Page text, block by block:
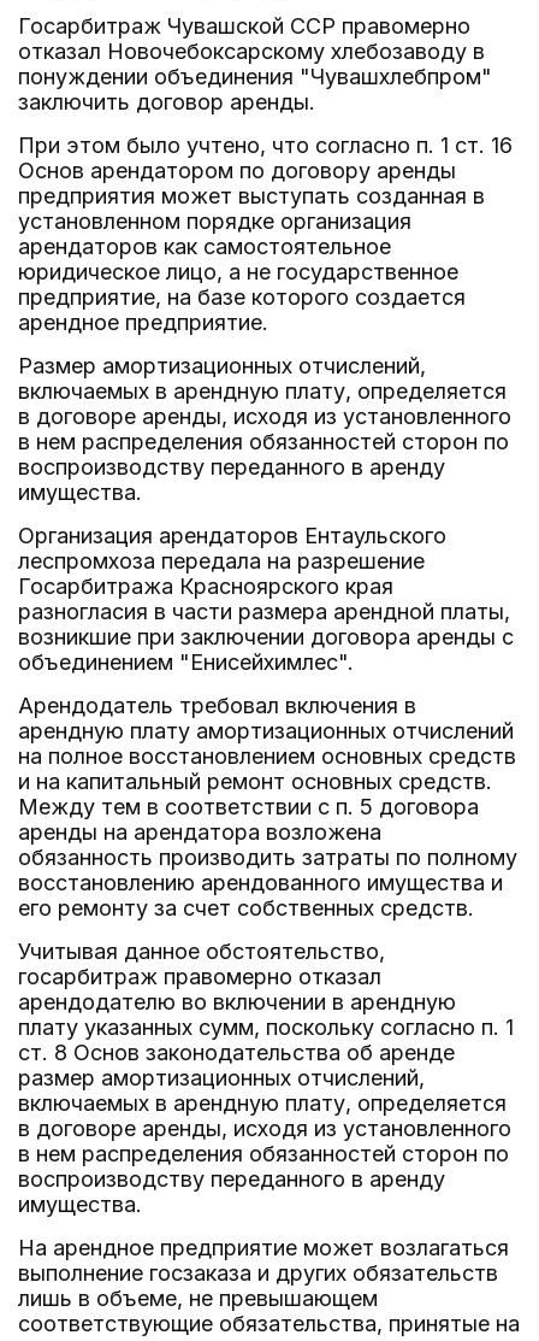
Госарбитраж Чувашской ССР правомерно
отказал Новочебоксарскому хлебозаводу в
понуждении объединения "Чувашхлебпром"
заключить договор аренды.
При этом было учтено, что согласно п. 1 ст. 16
Основ арендатором по договору аренды
предприятия может выступать созданная в
установленном порядке организация
арендаторов как самостоятельное
юридическое лицо, а не государственное
предприятие, на базе которого создается
арендное предприятие.
Размер амортизационных отчислений,
включаемых в арендную плату, определяется
в договоре аренды, исходя из установленного
в нем распределения обязанностей сторон по
воспроизводству переданного в аренду
имущества.
Организация арендаторов Ентаульского
леспромхоза передала на разрешение
Госарбитража Красноярского края
разногласия в части размера арендной платы,
возникшие при заключении договора аренды с
объединением "Енисейхимлес".
Арендодатель требовал включения в
арендную плату амортизационных отчислений
на полное восстановлением основных средств
и на капитальный ремонт основных средств.
Между тем в соответствии с п. 5 договора
аренды на арендатора возложена
обязанность производить затраты по полному
восстановлению арендованного имущества и
его ремонту за счет собственных средств.
Учитывая данное обстоятельство,
госарбитраж правомерно отказал
арендодателю во включении в арендную
плату указанных сумм, поскольку согласно п. 1
ст. 8 Основ законодательства об аренде
размер амортизационных отчислений,
включаемых в арендную плату, определяется
в договоре аренды, исходя из установленного
в нем распределения обязанностей сторон по
воспроизводству переданного в аренду
имущества.
На арендное предприятие может возлагаться
выполнение госзаказа и других обязательств
лишь в объеме, не превышающем
соответствующие обязательства, принятые на